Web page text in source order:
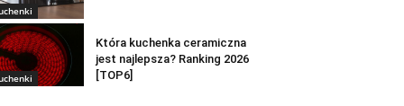
Która kuchenka ceramiczna
jest najlepsza? Ranking 2026
[TOP6]